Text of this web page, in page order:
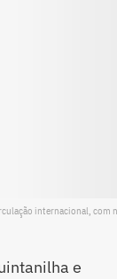
internacional, com
e